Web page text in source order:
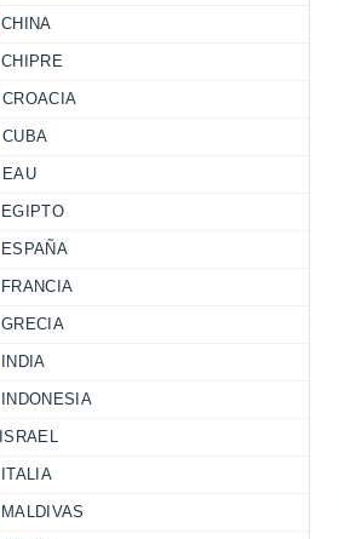
CHINA
CHIPRE
CROACIA
CUBA
EAU
EGIPTO
ESPAÑA
FRANCIA
GRECIA
INDIA
INDONESIA
ISRAEL
ITALIA
MALDIVAS